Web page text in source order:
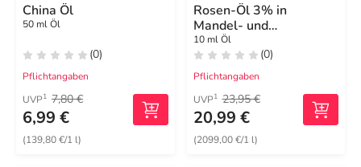
China Öl
50 ml Öl
(0)
Pflichtangaben
UVP1 7,80 €
6,99 €
(139,80 €/1 l)
Rosen-Öl 3% in
Mandel- und
Weizenkeimöl
10 ml Öl
(0)
Pflichtangaben
UVP1 23,95 €
20,99 €
(2099,00 €/1 l)